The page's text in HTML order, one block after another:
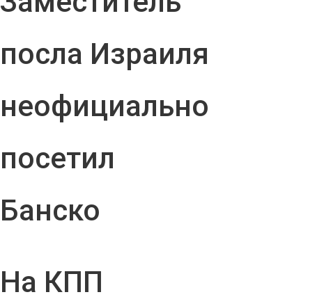
посла Израиля
неофициально
посетил
Банско
На КПП